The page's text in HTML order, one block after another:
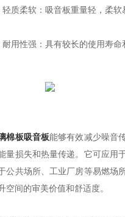
柔软：吸音板重量轻，柔软
性强：具有较长的使用寿命
棉板吸音板能够有效减少噪音
量损失和热量传递。它可应用
公共场所、工业厂房等易燃场
空间的审美价值和舒适度。